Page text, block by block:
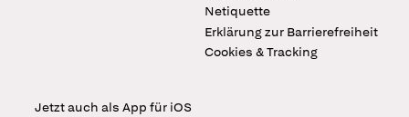
Netiquette
Erklärung zur Barrierefreiheit
Cookies & Tracking
Jetzt auch als App für iOS